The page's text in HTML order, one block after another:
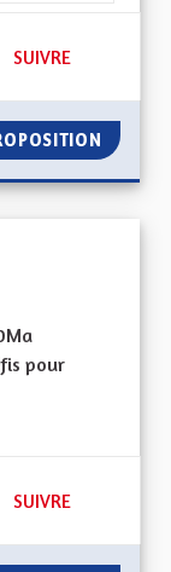
52 ABONNÉS
SUIVRE
MA
pour
50 ABONNÉS
SUIVRE